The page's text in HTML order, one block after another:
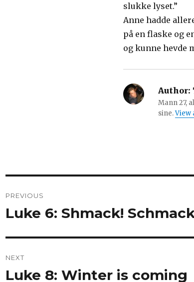
slukke lyset.”
Anne hadde
på en flaske og
og kunne hevde
Author:
Mann 27,
sine.View
navigation
PREVIOUS
Previous
Luke 6: Shmack!
NEXT
Next
Luke 8: Winter is coming